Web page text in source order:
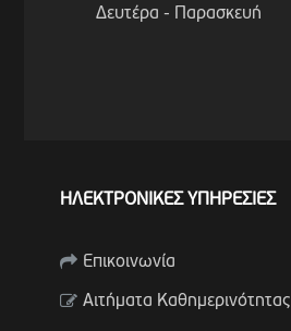
Δευτέρα - Παρασκευή
ΗΛΕΚΤΡΟΝΙΚΕΣ ΥΠΗΡΕΣΙΕΣ
Επικοινωνία
Αιτήματα Καθημερινότητας